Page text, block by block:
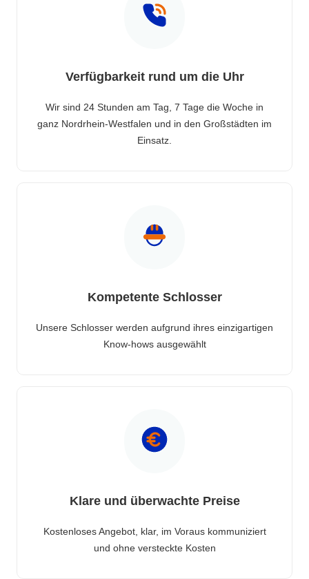
Verfügbarkeit rund um die Uhr
Wir sind 24 Stunden am Tag, 7 Tage die Woche in
ganz Nordrhein-Westfalen und in den Großstädten im
Einsatz.
Kompetente Schlosser
Unsere Schlosser werden aufgrund ihres einzigartigen
Know-hows ausgewählt
Klare und überwachte Preise
Kostenloses Angebot, klar, im Voraus kommuniziert
und ohne versteckte Kosten